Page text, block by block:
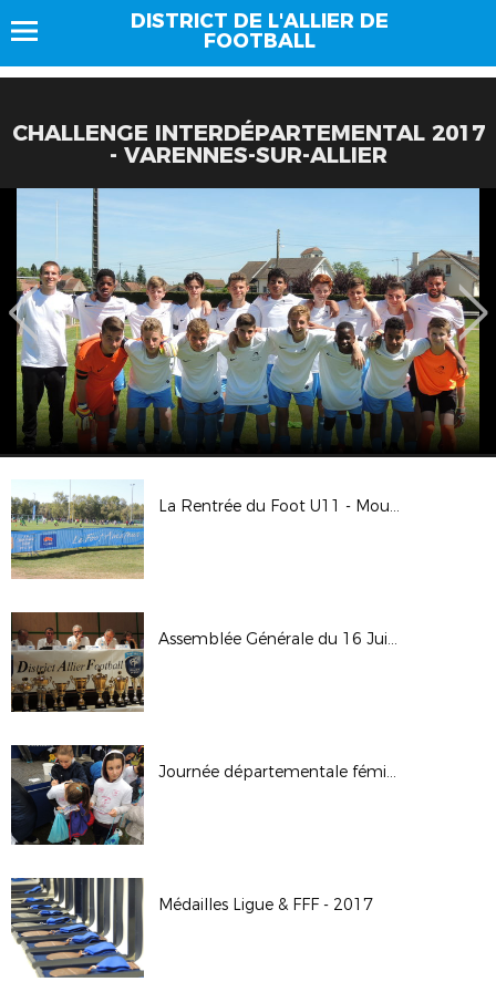
DISTRICT DE L'ALLIER DE
FOOTBALL
CHALLENGE INTERDÉPARTEMENTAL 2017
- VARENNES-SUR-ALLIER
La Rentrée du Foot U11 - Moulins 2018
Assemblée Générale du 16 Juin 2018 à DOYET
Journée départementale féminine - 11 nov 2017
Médailles Ligue & FFF - 2017